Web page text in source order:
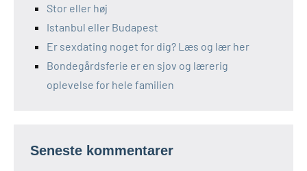
Stor eller høj
Istanbul eller Budapest
Er sexdating noget for dig? Læs og lær her
Bondegårdsferie er en sjov og lærerig
oplevelse for hele familien
Seneste kommentarer